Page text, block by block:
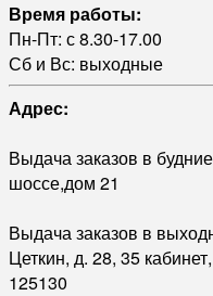
Время работы:
Пн-Пт: с 8.30-17.00
Сб и Вс: выходные
Адрес:
Выдача заказов в
шоссе,дом 21
Выдача заказов в
Цеткин, д. 28, 35
125130